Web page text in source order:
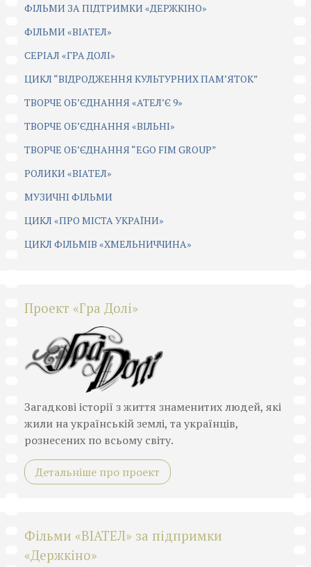
ФІЛЬМИ ЗА ПІДТРИМКИ «ДЕРЖКІНО»
ФІЛЬМИ «ВІАТЕЛ»
СЕРІАЛ «ГРА ДОЛІ»
ЦИКЛ “ВІДРОДЖЕННЯ КУЛЬТУРНИХ ПАМ’ЯТОК”
ТВОРЧЕ ОБ’ЄДНАННЯ «АТЕЛ’Є 9»
ТВОРЧЕ ОБ’ЄДНАННЯ «ВІЛЬНІ»
ТВОРЧЕ ОБ’ЄДНАННЯ “EGO FIM GROUP”
РОЛИКИ «ВІАТЕЛ»
МУЗИЧНІ ФІЛЬМИ
ЦИКЛ «ПРО МІСТА УКРАЇНИ»
ЦИКЛ ФІЛЬМІВ «ХМЕЛЬНИЧЧИНА»
Проект «Гра Долі»
Загадкові історії з життя знаменитих людей, які
жили на українській землі, та українців,
рознесених по всьому світу.
Детальніше про проект
Фільми «ВІАТЕЛ» за підпримки
«Держкіно»